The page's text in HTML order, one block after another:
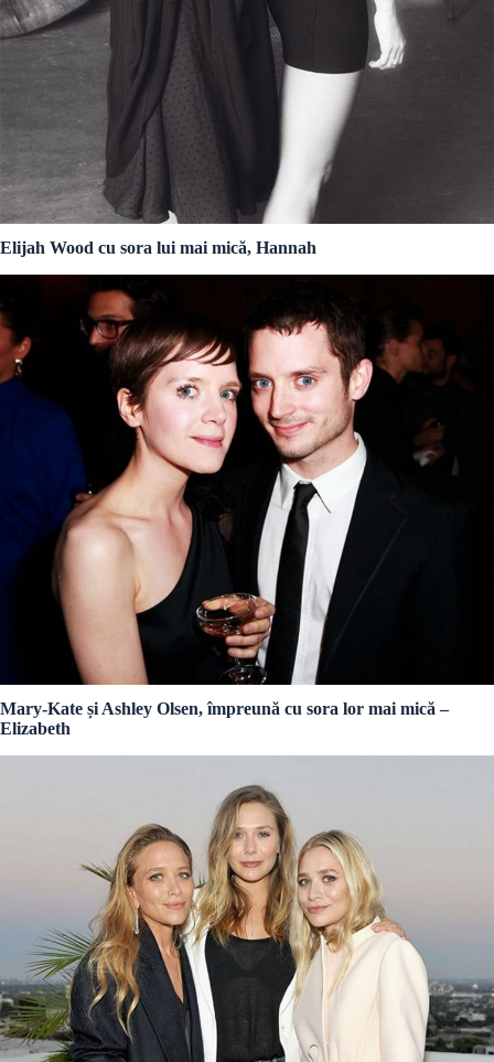
Elijah Wood cu sora lui mai mică, Hannah
Mary-Kate și Ashley Olsen, împreună cu sora lor mai mică –
Elizabeth